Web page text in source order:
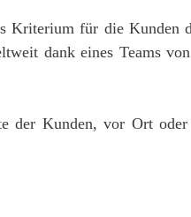
Kriterium für die Kunden
dank eines Teams
der Kunden, vor Ort